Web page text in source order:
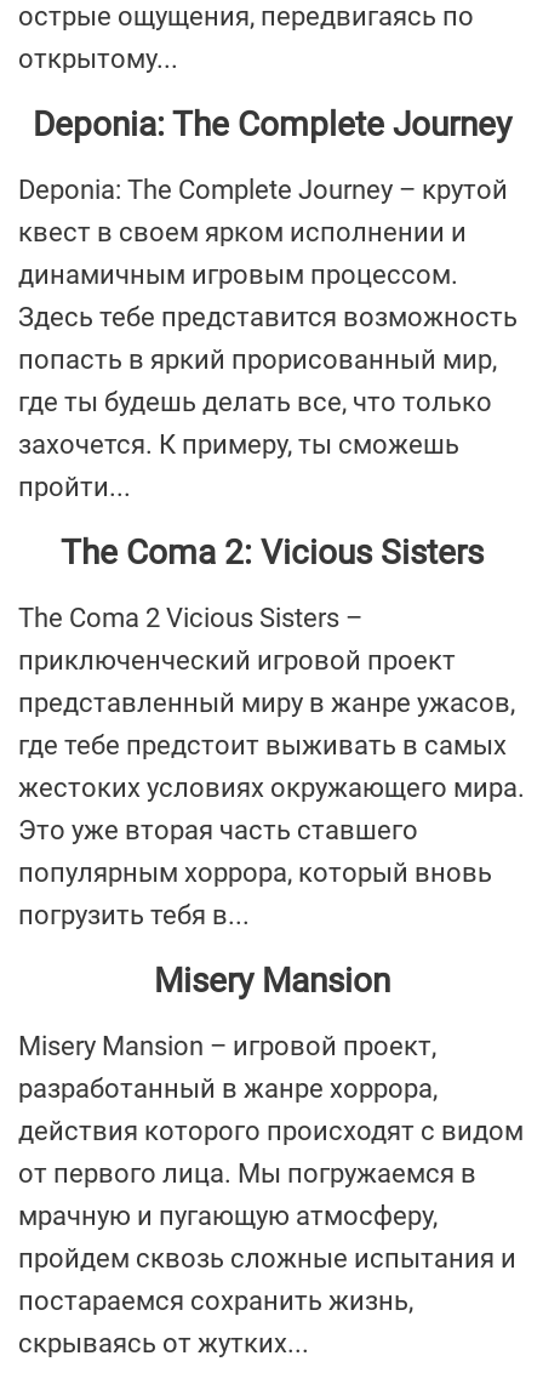
острые ощущения, передвигаясь по
открытому...
Deponia: The Complete Journey
Deponia: The Complete Journey – крутой
квест в своем ярком исполнении и
динамичным игровым процессом.
Здесь тебе представится возможность
попасть в яркий прорисованный мир,
где ты будешь делать все, что только
захочется. К примеру, ты сможешь
пройти...
The Coma 2: Vicious Sisters
The Coma 2 Vicious Sisters –
приключенческий игровой проект
представленный миру в жанре ужасов,
где тебе предстоит выживать в самых
жестоких условиях окружающего мира.
Это уже вторая часть ставшего
популярным хоррора, который вновь
погрузить тебя в...
Misery Mansion
Misery Mansion – игровой проект,
разработанный в жанре хоррора,
действия которого происходят с видом
от первого лица. Мы погружаемся в
мрачную и пугающую атмосферу,
пройдем сквозь сложные испытания и
постараемся сохранить жизнь,
скрываясь от жутких...